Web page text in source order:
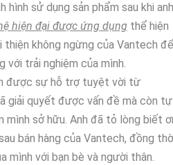
sử dụng sản phẩm sau khi anh
hiện đại được ứng dụng thể hiện
thiện không ngừng của Vantech để
với trải nghiệm của mình.
được sự hỗ trợ tuyệt vời từ
giải quyết được vấn đề mà còn tự
mình sở hữu. Anh đã tỏ lòng biết
bán hàng của Vantech, đồng
mình với bạn bè và người thân.